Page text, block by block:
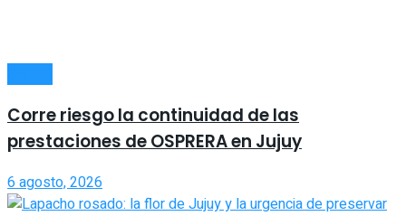
Corre riesgo la continuidad de las
prestaciones de OSPRERA en Jujuy
6 agosto, 2026